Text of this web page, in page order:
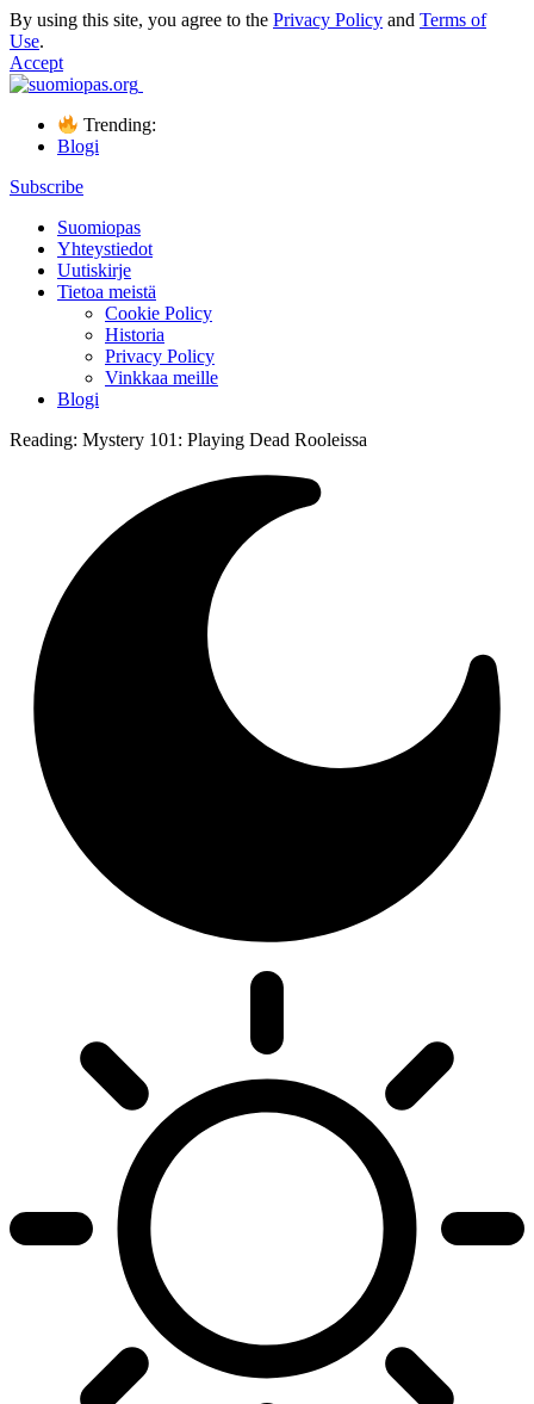
By using this site, you agree to the Privacy Policy and Terms of
Use.
Accept
Trending:
Blogi
Subscribe
Suomiopas
Yhteystiedot
Uutiskirje
Tietoa meistä
Cookie Policy
Historia
Privacy Policy
Vinkkaa meille
Blogi
Reading: Mystery 101: Playing Dead Rooleissa